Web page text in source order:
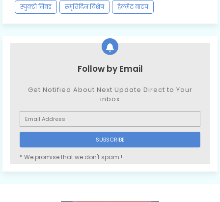
स्पुक्टो निवड
स्मृतिदिन विशेष हेल्मेट वाटप
Follow by Email
Get Notified About Next Update Direct to Your
inbox
* We promise that we don't spam !